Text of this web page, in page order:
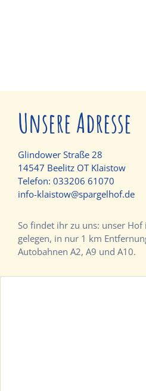
Unsere Adresse
Glindower Straße 28
14547 Beelitz OT Klaistow
Telefon: 033206 61070
info-klaistow@spargelhof.de
So findet ihr zu uns: unser
gelegen, in nur 1 km
Autobahnen A2, A9 und A10.